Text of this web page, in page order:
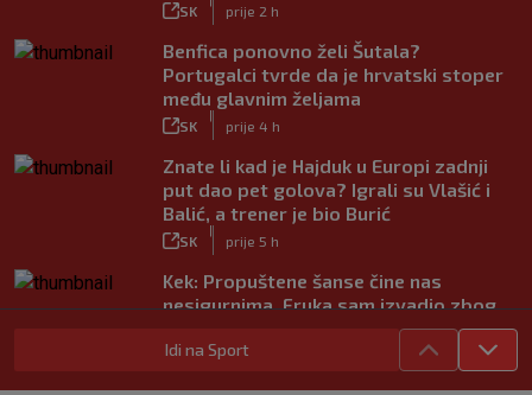
SK prije 2 h
Benfica ponovno želi Šutala?
Portugalci tvrde da je hrvatski stoper
među glavnim željama
SK prije 4 h
Znate li kad je Hajduk u Europi zadnji
put dao pet golova? Igrali su Vlašić i
Balić, a trener je bio Burić
SK prije 5 h
Kek: Propuštene šanse čine nas
nesigurnima. Fruka sam izvadio zbog
ozljede, pripremamo se na život bez
njega
Idi na Sport